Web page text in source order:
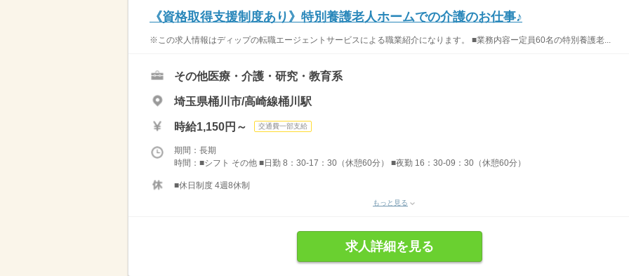
《資格取得支援制度あり》特別養護老人ホームでの介護のお仕事♪
※この求人情報はディップの転職エージェントサービスによる職業紹介になります。 ■業務内容ー定員60名の特別養護老...
その他医療・介護・研究・教育系
埼玉県桶川市/高崎線桶川駅
時給1,150円～ 交通費一部支給
期間：長期
時間：■シフト その他 ■日勤 8：30-17：30（休憩60分） ■夜勤 16：30-09：30（休憩60分）
■休日制度 4週8休制
もっと見る
求人詳細を見る